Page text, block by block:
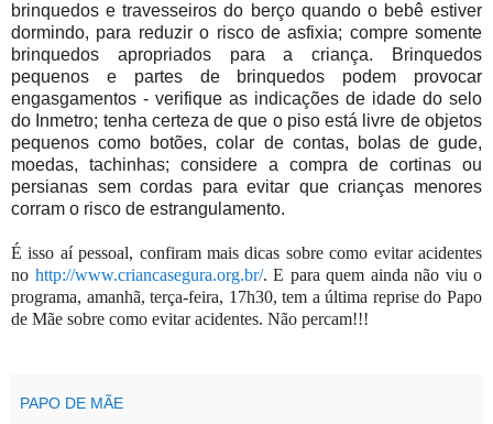
brinquedos e travesseiros do berço quando o bebê estiver
dormindo, para reduzir o risco de asfixia; compre somente
brinquedos apropriados para a criança. Brinquedos
pequenos e partes de brinquedos podem provocar
engasgamentos - verifique as indicações de idade do selo
do Inmetro; tenha certeza de que o piso está livre de objetos
pequenos como botões, colar de contas, bolas de gude,
moedas, tachinhas; considere a compra de cortinas ou
persianas sem cordas para evitar que crianças menores
corram o risco de estrangulamento.
É isso aí pessoal, confiram mais dicas sobre como evitar acidentes
no http://www.criancasegura.org.br/. E para quem ainda não viu o
programa, amanhã, terça-feira, 17h30, tem a última reprise do Papo
de Mãe sobre como evitar acidentes. Não percam!!!
PAPO DE MÃE